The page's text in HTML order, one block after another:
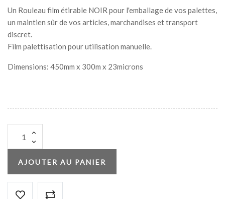
Un Rouleau film étirable NOIR pour l'emballage de vos palettes,
un maintien sûr de vos articles, marchandises et transport
discret.
Film palettisation pour utilisation manuelle.
Dimensions: 450mm x 300m x 23microns
AJOUTER AU PANIER